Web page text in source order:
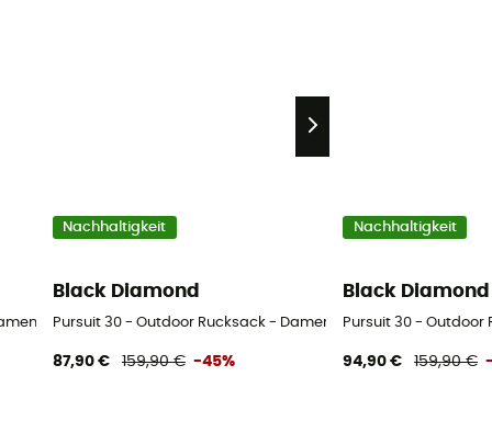
Nachhaltigkeit
Black Diamond
Pursuit 30 - Outdoor Rucksack - Damen
87,90 € 159,90 € -45%
Nachhaltigkeit
Black Diamond
Pursuit 30 - Outdoor
94,90 € 159,90 €